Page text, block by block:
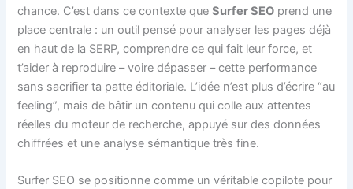
chance. C’est dans ce contexte queSurfer SEO prend une
place centrale : un outil pensé pour analyser les pages déjà
en haut de la SERP, comprendre ce qui fait leur force, et
t’aider à reproduire – voire dépasser – cette performance
sans sacrifier ta patte éditoriale. L’idée n’est plus d’écrire “au
feeling”, mais de bâtir un contenu qui colle aux attentes
réelles du moteur de recherche, appuyé sur des données
chiffrées et une analyse sémantique très fine.
Surfer SEO se positionne comme un véritable copilote pour